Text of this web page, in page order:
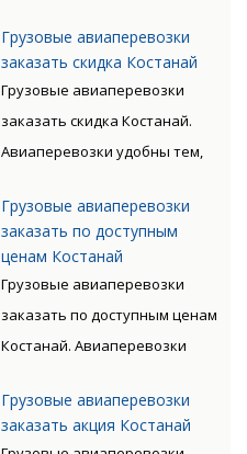
окупается преимуществами
авиаперевозок.
экономить время клиента.
Грузы доставляются быстро,
без излишних остановок. Цену
такого вида перевозки
дороже, чем доставка морем
либо машиной. Но стоимость
окупается преимуществами
авиаперевозок.
Грузовые авиаперевозки
заказать скидка Костанай
Грузовые авиаперевозки
заказать скидка Костанай.
Авиаперевозки удобны тем,
время клиента. Грузы
доставляются быстро, без
дороже, чем доставка морем
окупается преимуществами
авиаперевозок.
Грузовые авиаперевозки
заказать по доступным
ценам Костанай
Грузовые авиаперевозки
заказать по доступным ценам
Костанай. Авиаперевозки
экономить время клиента.
Грузы доставляются быстро,
Грузовые авиаперевозки
заказать акция Костанай